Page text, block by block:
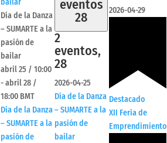
bailar
Día de la Danza
– SUMARTE a la
pasión de
bailar
abril 25 / 10:00
-abril 28 /
18:00 BMT
Día de la Danza
– SUMARTE a la
pasión de
eventos
28
2
eventos,
28
2026-04-25
Día de la Danza
– SUMARTE a la
pasión de
bailar
2026-04-29
Destacado
XII Feria de
Emprendimiento